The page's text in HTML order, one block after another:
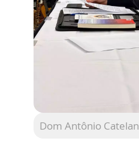
Dom Antônio Catelan